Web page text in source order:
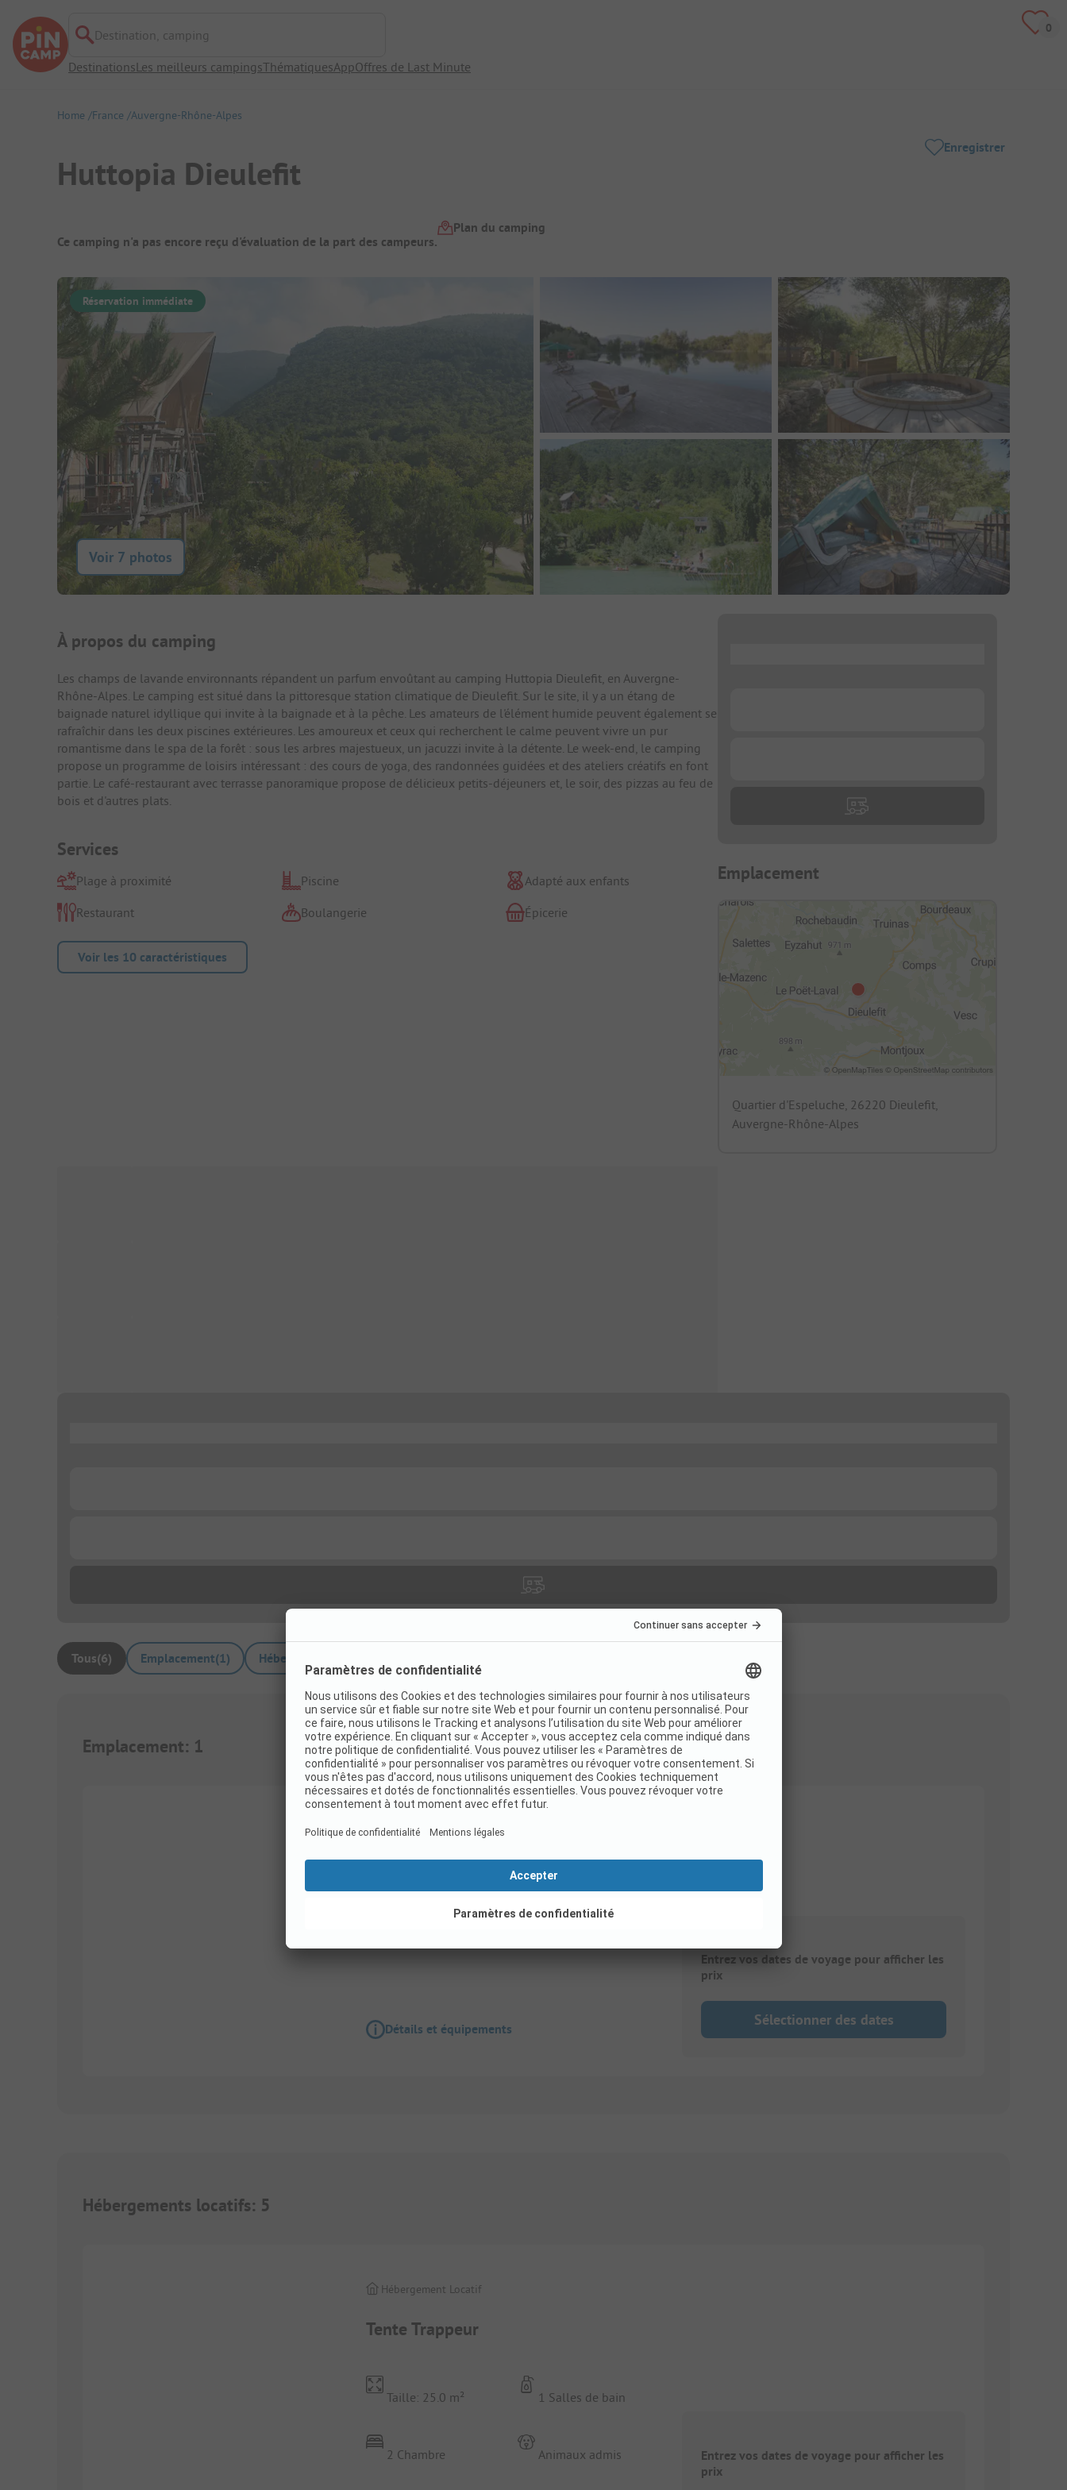
Destination, camping
DestinationsLes meilleurs campingsThématiquesAppOffres de Last Minute
Home France Auvergne-Rhône-Alpes
Huttopia Dieulefit
Enregistrer
Aperçu du camping
Ce camping n'a pas encore reçu d'évaluation de la part des campeurs.
Plan du camping
Réservation immédiate
Voir 7 photos
Présentation du camping
À propos du camping
Les champs de lavande environnants répandent un parfum envoûtant au camping Huttopia Dieulefit, en Auvergne-
Rhône-Alpes. Le camping est situé dans la pittoresque station climatique de Dieulefit. Sur le site, il y a un étang de
baignade naturel idyllique qui invite à la baignade et à la pêche. Les amateurs de l'élément humide peuvent également se
rafraîchir dans les deux piscines extérieures. Les amoureux et ceux qui recherchent le calme peuvent vivre un pur
romantisme dans le spa de la forêt : sous les arbres majestueux, un jacuzzi invite à la détente. Le week-end, le camping
propose un programme de loisirs intéressant : des cours de yoga, des randonnées guidées et des ateliers créatifs en font
partie. Le café-restaurant avec terrasse panoramique propose de délicieux petits-déjeuners et, le soir, des pizzas au feu de
bois et d'autres plats.
Services
Plage à proximité Piscine
Adapté aux enfants
Restaurant
Boulangerie Épicerie
Voir les 10 caractéristiques
Emplacement
Quartier d'Espeluche, 26220 Dieulefit,
Auvergne-Rhône-Alpes
Tous(6) Emplacement(1) Hébergements locatifs
Emplacement: 1 1/4
Emplacement : tente + électricité (pas d'accès voiture)
Emplacement
Détails et équipements
Entrez vos dates de voyage pour afficher les
prix
Sélectionner des dates
Hébergements locatifs: 5
Tente Trappeur
Hébergement Locatif
Taille: 25.0 m²
2 Chambre
1 Salles de bain
Animaux admis
Entrez vos dates de voyage pour afficher les
prix